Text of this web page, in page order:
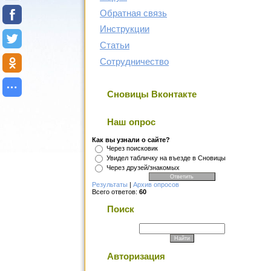
Обратная связь
Инструкции
Статьи
Сотрудничество
Сновицы Вконтакте
Наш опрос
Как вы узнали о сайте?
Через поисковик
Увидел табличку на въезде в Сновицы
Через друзей/знакомых
Результаты | Архив опросов
Всего ответов: 60
Поиск
Авторизация